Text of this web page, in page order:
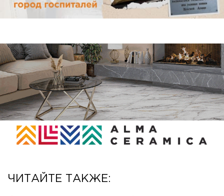
ЧИТАЙТЕ ТАКЖЕ: